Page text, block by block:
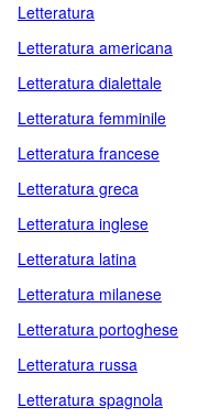
Letteratura
Letteratura americana
Letteratura dialettale
Letteratura femminile
Letteratura francese
Letteratura greca
Letteratura inglese
Letteratura latina
Letteratura milanese
Letteratura portoghese
Letteratura russa
Letteratura spagnola